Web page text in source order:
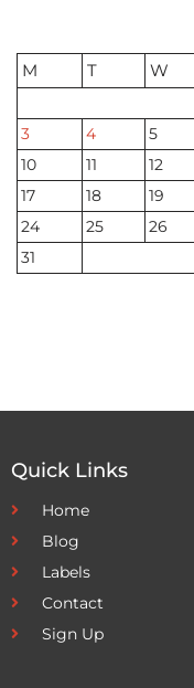
M
T W
3
4 5
10
11 12
17
18 19
24
25 26
31
Quick Links
Home
Blog
Labels
Contact
Sign Up